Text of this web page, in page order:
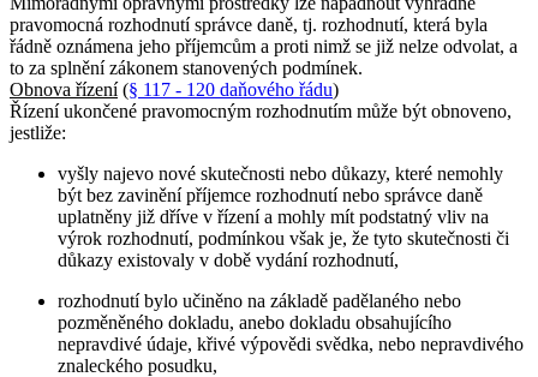
pravomocná rozhodnutí správce daně, tj. rozhodnutí, která byla
řádně oznámena jeho příjemcům a proti nimž se již nelze odvolat, a
to za splnění zákonem stanovených podmínek.
Obnova řízení(§ 117 - 120 daňového řádu)
Řízení ukončené pravomocným rozhodnutím může být obnoveno,
jestliže:
vyšly najevo nové skutečnosti nebo důkazy, které nemohly
být bez zavinění příjemce rozhodnutí nebo správce daně
uplatněny již dříve v řízení a mohly mít podstatný vliv na
výrok rozhodnutí, podmínkou však je, že tyto skutečnosti či
důkazy existovaly v době vydání rozhodnutí,
rozhodnutí bylo učiněno na základě padělaného nebo
pozměněného dokladu, anebo dokladu obsahujícího
nepravdivé údaje, křivé výpovědi svědka, nebo nepravdivého
znaleckého posudku,